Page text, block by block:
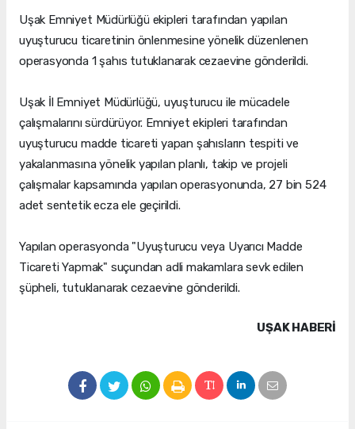
Uşak Emniyet Müdürlüğü ekipleri tarafından yapılan
uyuşturucu ticaretinin önlenmesine yönelik düzenlenen
operasyonda 1 şahıs tutuklanarak cezaevine gönderildi.
Uşak İl Emniyet Müdürlüğü, uyuşturucu ile mücadele
çalışmalarını sürdürüyor. Emniyet ekipleri tarafından
uyuşturucu madde ticareti yapan şahısların tespiti ve
yakalanmasına yönelik yapılan planlı, takip ve projeli
çalışmalar kapsamında yapılan operasyonunda, 27 bin 524
adet sentetik ecza ele geçirildi.
Yapılan operasyonda "Uyuşturucu veya Uyarıcı Madde
Ticareti Yapmak" suçundan adli makamlara sevk edilen
şüpheli, tutuklanarak cezaevine gönderildi.
UŞAK HABERİ